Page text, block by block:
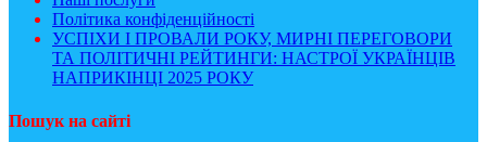
Політика конфіденційності
УСПІХИ І ПРОВАЛИ РОКУ, МИРНІ ПЕРЕГОВОРИ
ТА ПОЛІТИЧНІ РЕЙТИНГИ: НАСТРОЇ УКРАЇНЦІВ
НАПРИКІНЦІ 2025 РОКУ
Пошук на сайті